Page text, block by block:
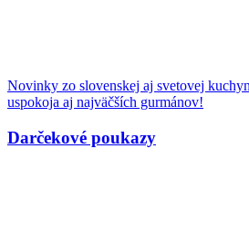
Novinky zo slovenskej aj svetovej
uspokoja aj najväčších gurmánov!
Darčekové poukazy